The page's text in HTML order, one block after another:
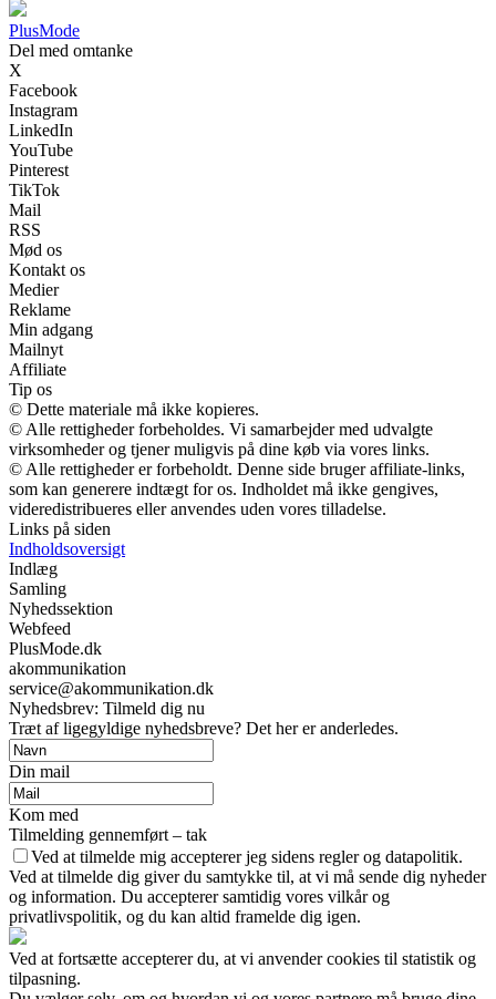
PlusMode
Del med omtanke
X
Facebook
Instagram
LinkedIn
YouTube
Pinterest
TikTok
Mail
RSS
Mød os
Kontakt os
Medier
Reklame
Min adgang
Mailnyt
Affiliate
Tip os
© Dette materiale må ikke kopieres.
© Alle rettigheder forbeholdes. Vi samarbejder med udvalgte
virksomheder og tjener muligvis på dine køb via vores links.
© Alle rettigheder er forbeholdt. Denne side bruger affiliate-links,
som kan generere indtægt for os. Indholdet må ikke gengives,
videredistribueres eller anvendes uden vores tilladelse.
Links på siden
Indholdsoversigt
Indlæg
Samling
Nyhedssektion
Webfeed
PlusMode.dk
akommunikation
service@akommunikation.dk
Nyhedsbrev: Tilmeld dig nu
Træt af ligegyldige nyhedsbreve? Det her er anderledes.
Din mail
Kom med
Tilmelding gennemført – tak
Ved at tilmelde mig accepterer jeg sidens regler og datapolitik.
Ved at tilmelde dig giver du samtykke til, at vi må sende dig nyheder
og information. Du accepterer samtidig vores vilkår og
privatlivspolitik, og du kan altid framelde dig igen.
Ved at fortsætte accepterer du, at vi anvender cookies til statistik og
tilpasning.